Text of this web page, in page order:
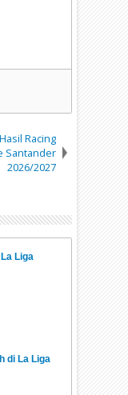
Racing
Santander
2026/2027
Liga
di La Liga